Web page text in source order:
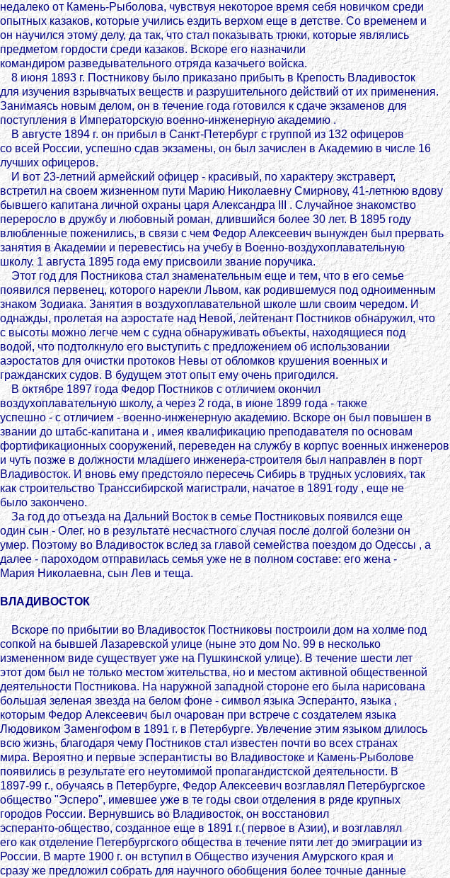
недалеко от Камень-Рыболова, чувствуя некоторое время себя новичком среди
опытных казаков, которые учились ездить верхом еще в детстве. Со временем и
он научился этому делу, да так, что стал показывать трюки, которые являлись
предметом гордости среди казаков. Вскоре его назначили
командиром разведывательного отряда казачьего войска.
8 июня 1893 г. Постникову было приказано прибыть в Крепость Владивосток
для изучения взрывчатых веществ и разрушительного действий от их применения.
Занимаясь новым делом, он в течение года готовился к сдаче экзаменов для
поступления в Императорскую военно-инженерную академию .
В августе 1894 г. он прибыл в Санкт-Петербург с группой из 132 офицеров
со всей России, успешно сдав экзамены, он был зачислен в Академию в числе 16
лучших офицеров.
И вот 23-летний армейский офицер - красивый, по характеру экстраверт,
встретил на своем жизненном пути Марию Николаевну Смирнову, 41-летнюю вдову
бывшего капитана личной охраны царя Александра III . Случайное знакомство
переросло в дружбу и любовный роман, длившийся более 30 лет. В 1895 году
влюбленные поженились, в связи с чем Федор Алексеевич вынужден был прервать
занятия в Академии и перевестись на учебу в Военно-воздухоплавательную
школу. 1 августа 1895 года ему присвоили звание поручика.
Этот год для Постникова стал знаменательным еще и тем, что в его семье
появился первенец, которого нарекли Львом, как родившемуся под одноименным
знаком Зодиака. Занятия в воздухоплавательной школе шли своим чередом. И
однажды, пролетая на аэростате над Невой, лейтенант Постников обнаружил, что
с высоты можно легче чем с судна обнаруживать объекты, находящиеся под
водой, что подтолкнуло его выступить с предложением об использовании
аэростатов для очистки протоков Невы от обломков крушения военных и
гражданских судов. В будущем этот опыт ему очень пригодился.
В октябре 1897 года Федор Постников с отличием окончил
воздухоплавательную школу, а через 2 года, в июне 1899 года - также
успешно - с отличием - военно-инженерную академию. Вскоре он был повышен в
звании до штабс-капитана и , имея квалификацию преподавателя по основам
фортификационных сооружений, переведен на службу в корпус военных инженеров
и чуть позже в должности младшего инженера-строителя был направлен в порт
Владивосток. И вновь ему предстояло пересечь Сибирь в трудных условиях, так
как строительство Транссибирской магистрали, начатое в 1891 году , еще не
было закончено.
За год до отъезда на Дальний Восток в семье Постниковых появился еще
один сын - Олег, но в результате несчастного случая после долгой болезни он
умер. Поэтому во Владивосток вслед за главой семейства поездом до Одессы , а
далее - пароходом отправилась семья уже не в полном составе: его жена -
Мария Николаевна, сын Лев и теща.
ВЛАДИВОСТОК
Вскоре по прибытии во Владивосток Постниковы построили дом на холме под
сопкой на бывшей Лазаревской улице (ныне это дом No. 99 в несколько
измененном виде существует уже на Пушкинской улице). В течение шести лет
этот дом был не только местом жительства, но и местом активной общественной
деятельности Постникова. На наружной западной стороне его была нарисована
большая зеленая звезда на белом фоне - символ языка Эсперанто, языка ,
которым Федор Алексеевич был очарован при встрече с создателем языка
Людовиком Заменгофом в 1891 г. в Петербурге. Увлечение этим языком длилось
всю жизнь, благодаря чему Постников стал известен почти во всех странах
мира. Вероятно и первые эсперантисты во Владивостоке и Камень-Рыболове
появились в результате его неутомимой пропагандистской деятельности. В
1897-99 г., обучаясь в Петербурге, Федор Алексеевич возглавлял Петербургское
общество "Эсперо", имевшее уже в те годы свои отделения в ряде крупных
городов России. Вернувшись во Владивосток, он восстановил
эсперанто-общество, созданное еще в 1891 г.( первое в Азии), и возглавлял
его как отделение Петербургского общества в течение пяти лет до эмиграции из
России. В марте 1900 г. он вступил в Общество изучения Амурского края и
сразу же предложил собрать для научного обобщения более точные данные